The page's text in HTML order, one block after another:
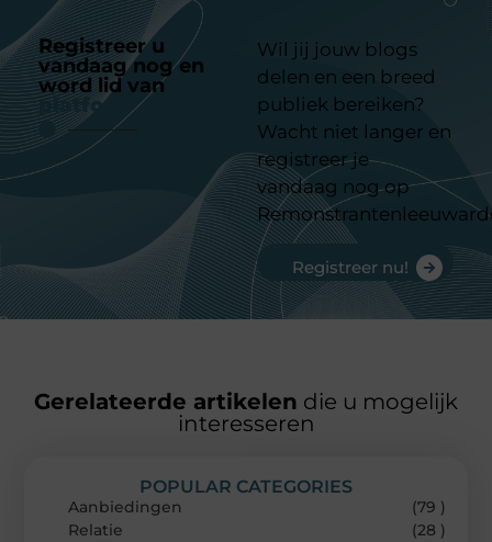
Registreer u
vandaag nog en
word lid van
platform
Wil jij jouw blogs
delen en een breed
publiek bereiken?
Wacht niet langer en
registreer je
vandaag nog op
Registreer nu!
Gerelateerde artikelen die u mogelijk
interesseren
POPULAR CATEGORIES
Aanbiedingen
(79 )
Relatie
(28 )